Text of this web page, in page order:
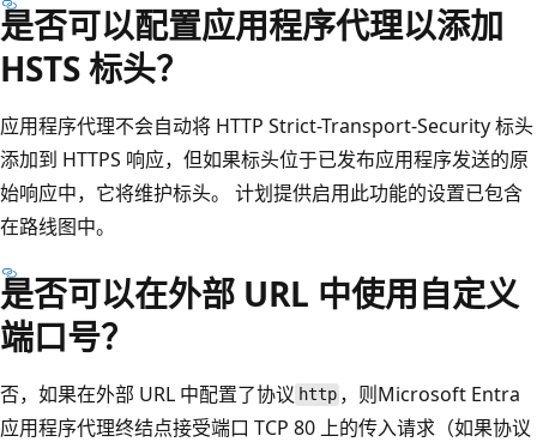
是否可以配置应用程序代理以添加
HSTS 标头？
应用程序代理不会自动将 HTTP Strict-Transport-Security 标头
添加到 HTTPS 响应，但如果标头位于已发布应用程序发送的原
始响应中，它将维护标头。 计划提供启用此功能的设置已包含
在路线图中。
是否可以在外部 URL 中使用自定义
端口号？
否，如果在外部 URL 中配置了协议 http ，则Microsoft Entra
应用程序代理终结点接受端口 TCP 80 上的传入请求（如果协议